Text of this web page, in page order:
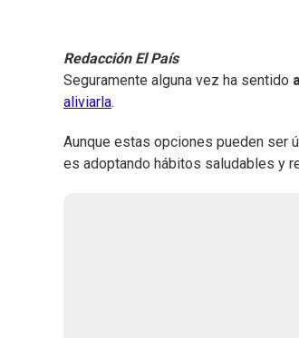
Redacción El País
Seguramente alguna vez ha sentido
aliviarla.
Aunque estas opciones pueden ser
es adoptando hábitos saludables y